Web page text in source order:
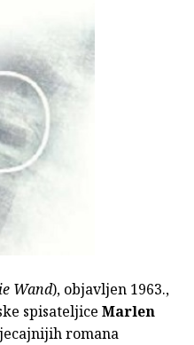
Wand), objavljen 1963.,
spisateljice Marlen
romana